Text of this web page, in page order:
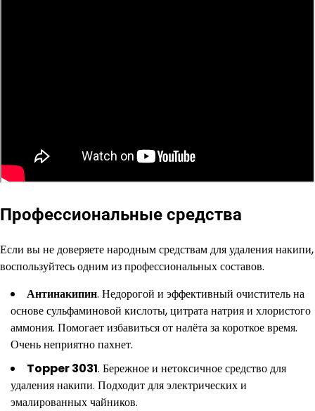
Профессиональные средства
Если вы не доверяете народным средствам для удаления накипи,
воспользуйтесь одним из профессиональных составов.
Антинакипин. Недорогой и эффективный очиститель на
основе сульфаминовой кислоты, цитрата натрия и хлористого
аммония. Помогает избавиться от налёта за короткое время.
Очень неприятно пахнет.
Topper 3031. Бережное и нетоксичное средство для
удаления накипи. Подходит для электрических и
эмалированных чайников.